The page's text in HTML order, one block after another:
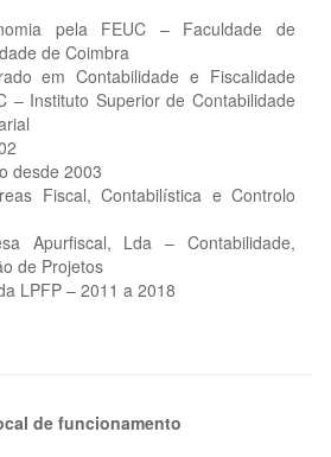
pela FEUC – Faculdade de
de Coimbra
em Contabilidade e Fiscalidade
– Instituto Superior de Contabilidade
desde 2003
Fiscal, Contabilística e Controlo
Apurfiscal, Lda – Contabilidade,
de Projetos
LPFP – 2011 a 2018
de funcionamento